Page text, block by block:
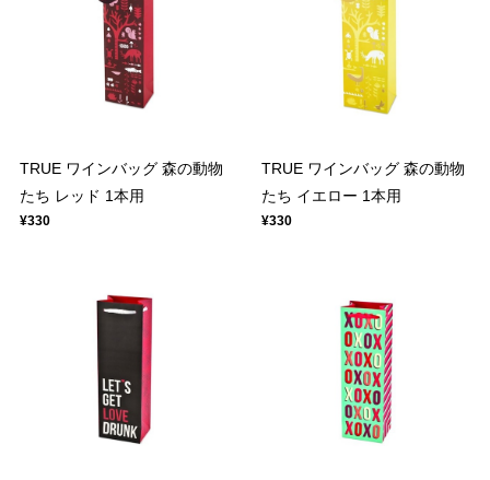
TRUE ワインバッグ 森の動物
たち レッド 1本用
¥330
TRUE ワインバッグ 森の動物
たち イエロー 1本用
¥330